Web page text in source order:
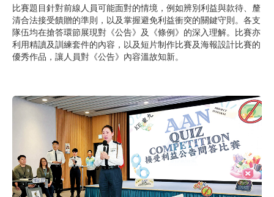
比賽題目針對前線人員可能面對的情境，例如辨別利益與款待、釐
清合法接受饋贈的準則，以及掌握避免利益衝突的關鍵守則。各支
隊伍均在搶答環節展現對《公告》及《條例》的深入理解。比賽亦
利用精讀及訓練套件的內容，以及短片制作比賽及海報設計比賽的
優秀作品，讓人員對《公告》內容溫故知新。